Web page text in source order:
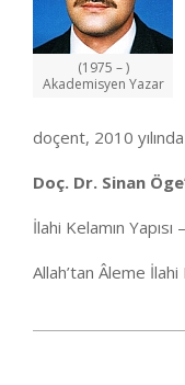
(1975 – )
Akademisyen Yazar
doçent, 2010
Doç. Dr. Sinan
İlahi Kelamın Yapısı
Allah’tan Âleme